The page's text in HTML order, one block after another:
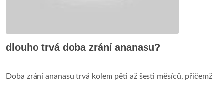
dlouho trvá doba zrání ananasu?
Doba zrání ananasu trvá kolem pěti až šesti měsíců, přičemž